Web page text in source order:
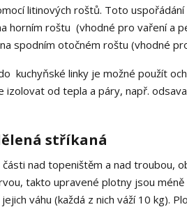
litinových roštů. Toto
horním roštu (vhodné pro vaření a
spodním otočném roštu (vhodné
kuchyňské linky je možné použít
izolovat od tepla a páry, např.
stříkaná
nad topeništěm a nad troubou,
takto upravené plotny jsou
váhu (každá z nich váží 10 kg).